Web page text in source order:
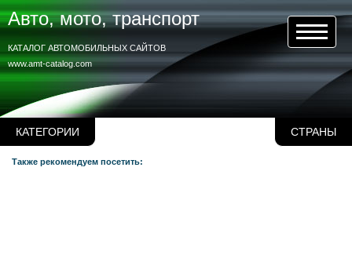
КАТЕГОРИИ СТРАНЫ
Авто, мото, транспорт
www.amt-catalog.com
КАТАЛОГ АВТОМОБИЛЬНЫХ САЙТОВ
Также рекомендуем посетить: